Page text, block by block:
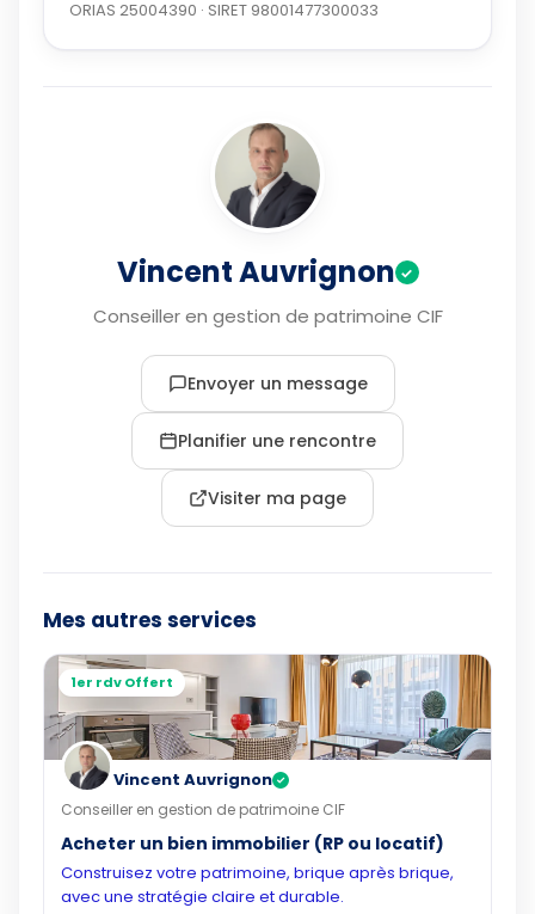
ORIAS 25004390 · SIRET 98001477300033
Vincent Auvrignon ✓
Conseiller en gestion de patrimoine CIF
Envoyer un message
Planifier une rencontre
Visiter ma page
Mes autres services
1er rdv Offert
Vincent Auvrignon ✓
Conseiller en gestion de patrimoine CIF
Acheter un bien immobilier (RP ou locatif)
Construisez votre patrimoine, brique après brique,
avec une stratégie claire et durable.